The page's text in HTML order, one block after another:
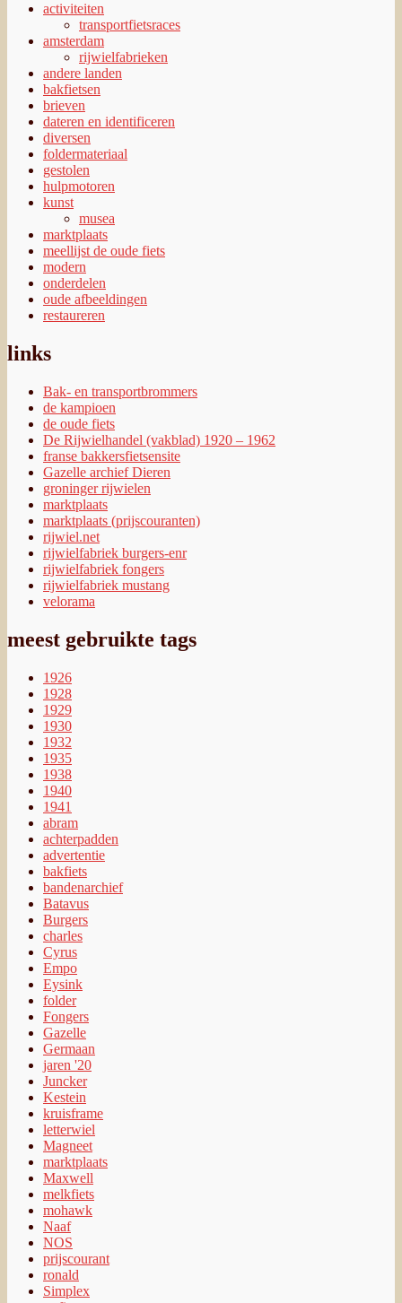
activiteiten
transportfietsraces
amsterdam
rijwielfabrieken
andere landen
bakfietsen
brieven
dateren en identificeren
diversen
foldermateriaal
gestolen
hulpmotoren
kunst
musea
marktplaats
meellijst de oude fiets
modern
onderdelen
oude afbeeldingen
restaureren
links
Bak- en transportbrommers
de kampioen
de oude fiets
De Rijwielhandel (vakblad) 1920 – 1962
franse bakkersfietsensite
Gazelle archief Dieren
groninger rijwielen
marktplaats
marktplaats (prijscouranten)
rijwiel.net
rijwielfabriek burgers-enr
rijwielfabriek fongers
rijwielfabriek mustang
velorama
meest gebruikte tags
1926
1928
1929
1930
1932
1935
1938
1940
1941
abram
achterpadden
advertentie
bakfiets
bandenarchief
Batavus
Burgers
charles
Cyrus
Empo
Eysink
folder
Fongers
Gazelle
Germaan
jaren '20
Juncker
Kestein
kruisframe
letterwiel
Magneet
marktplaats
Maxwell
melkfiets
mohawk
Naaf
NOS
prijscourant
ronald
Simplex